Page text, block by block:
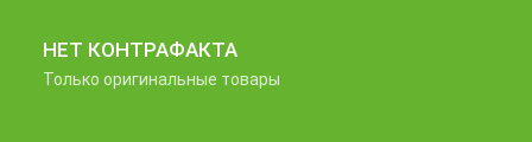
НЕТ КОНТРАФАКТА
Только оригинальные товары